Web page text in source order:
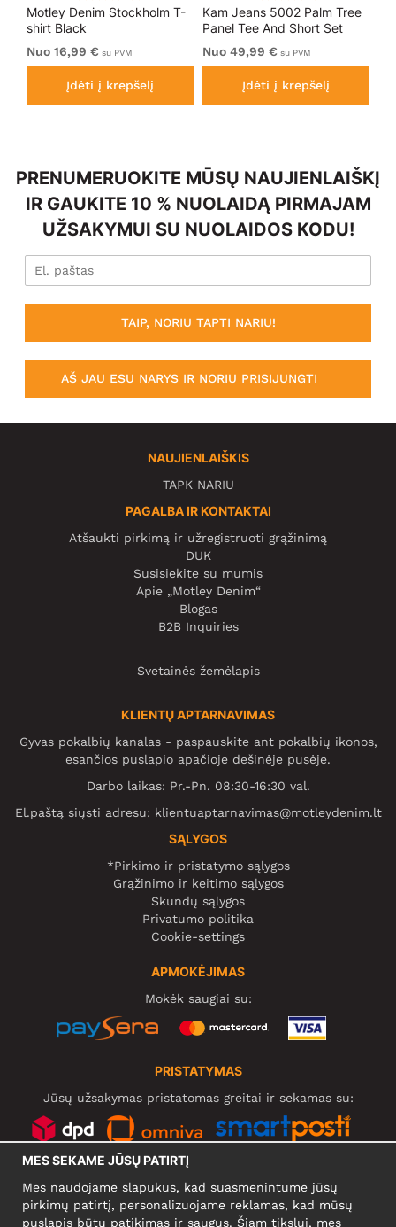
Motley Denim Stockholm T-
shirt Black
Nuo 16,99 € su PVM
Įdėti į krepšelį
Kam Jeans 5002 Palm Tree
Panel Tee And Short Set
Electric Blue
Nuo 49,99 € su PVM
Įdėti į krepšelį
PRENUMERUOKITE MŪSŲ NAUJIENLAIŠKĮ
IR GAUKITE 10 % NUOLAIDĄ PIRMAJAM
UŽSAKYMUI SU NUOLAIDOS KODU!
TAIP, NORIU TAPTI NARIU!
AŠ JAU ESU NARYS IR NORIU PRISIJUNGTI
NAUJIENLAIŠKIS
TAPK NARIU
PAGALBA IR KONTAKTAI
Atšaukti pirkimą ir užregistruoti grąžinimą
DUK
Susisiekite su mumis
Apie „Motley Denim“
Blogas
B2B Inquiries
Svetainės žemėlapis
KLIENTŲ APTARNAVIMAS
Gyvas pokalbių kanalas - paspauskite ant pokalbių ikonos,
esančios puslapio apačioje dešinėje pusėje.
Darbo laikas: Pr.-Pn. 08:30-16:30 val.
El.paštą siųsti adresu: klientuaptarnavimas@motleydenim.lt
SĄLYGOS
*Pirkimo ir pristatymo sąlygos
Grąžinimo ir keitimo sąlygos
Skundų sąlygos
Privatumo politika
Cookie-settings
APMOKĖJIMAS
Mokėk saugiai su:
PRISTATYMAS
Jūsų užsakymas pristatomas greitai ir sekamas su:
MES SEKAME JŪSŲ PATIRTĮ
Mes naudojame slapukus, kad suasmenintume jūsų
pirkimų patirtį, personalizuojame reklamas, kad mūsų
puslapis būtų patikimas ir saugus. Šiam tikslui, mes